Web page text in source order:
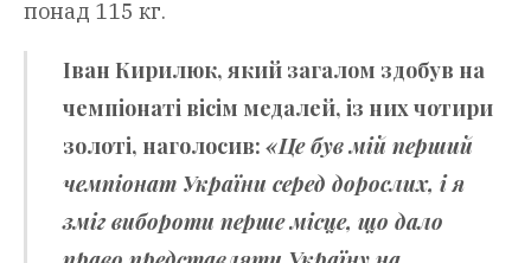
понад 115 кг.
Іван Кирилюк, який загалом здобув на
чемпіонаті вісім медалей, із них чотири
золоті, наголосив: «Це був мій перший
чемпіонат України серед дорослих, і я
зміг вибороти перше місце, що дало